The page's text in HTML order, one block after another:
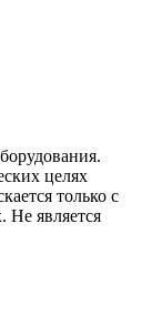
целях
только с
Не является